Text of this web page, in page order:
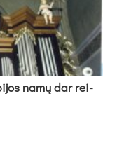
na­mų dar rei­